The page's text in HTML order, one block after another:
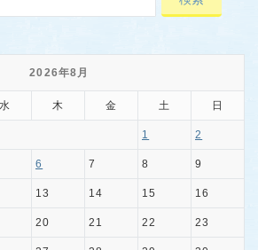
2026年8月
水 木 金 土 日
1 2
6 7 8 9
13 14 15 16
20 21 22 23